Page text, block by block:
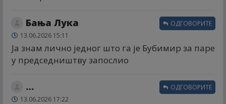
Бања Лука
13.06.2026 15:11
Ја знам лично једног што га је Бубимир за паре
у председништву запослио
ОДГОВОРИТЕ
…
13.06.2026 17:22
ОДГОВОРИТЕ